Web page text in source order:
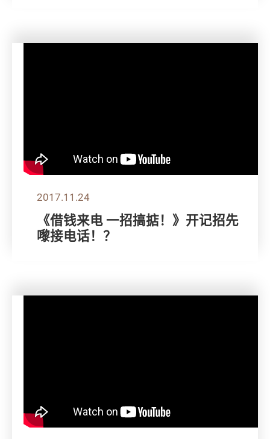
2017.11.24
《借钱来电 一招搞掂！》开记招先
嚟接电话！？